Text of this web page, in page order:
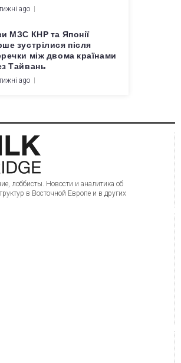
ago
МЗС КНР та Японії
зустрілися після
між двома країнами
Тайвань
ago
лоббисты. Новости и аналитика об
в Восточной Европе и в других